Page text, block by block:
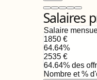
Salaires
Salaire
1850€
64.64%
2535€
64.64% des
Nombre et %